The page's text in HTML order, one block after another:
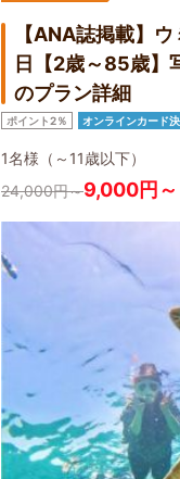
【ANA誌掲載】
日【2歳～85歳】
のプラン詳細
ポイント2％ オンラインカード
1名様（～11歳以下）
24,000円～9,000円～